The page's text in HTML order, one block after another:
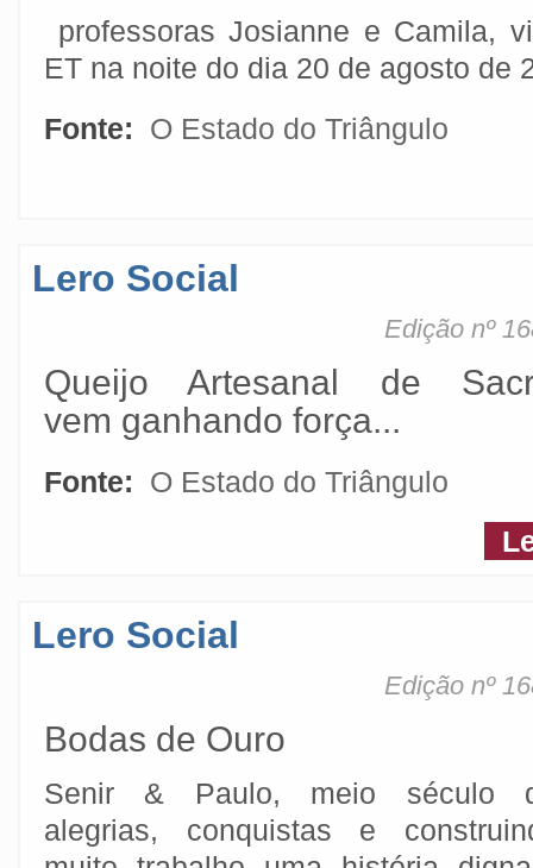
professoras Josianne e Camila,
ET na noite do dia 20 de agosto de
Fonte:
O Estado do Triângulo
Lero Social
Edição nº
Queijo Artesanal de
vem ganhando força...
Fonte:
O Estado do Triângulo
Lero Social
Edição nº
Bodas de Ouro
Senir & Paulo, meio século
alegrias, conquistas e